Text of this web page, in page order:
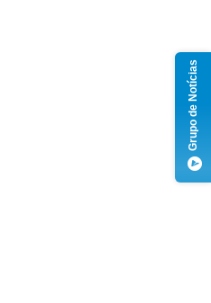
Grupo de Notícias